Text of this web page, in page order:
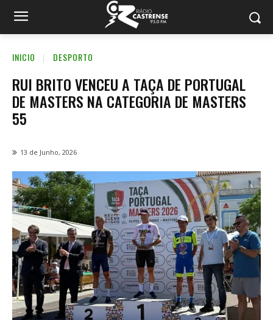
INICIO DESPORTO
RUI BRITO VENCEU A TAÇA DE PORTUGAL
DE MASTERS NA CATEGORIA DE MASTERS
55
13 de Junho, 2026